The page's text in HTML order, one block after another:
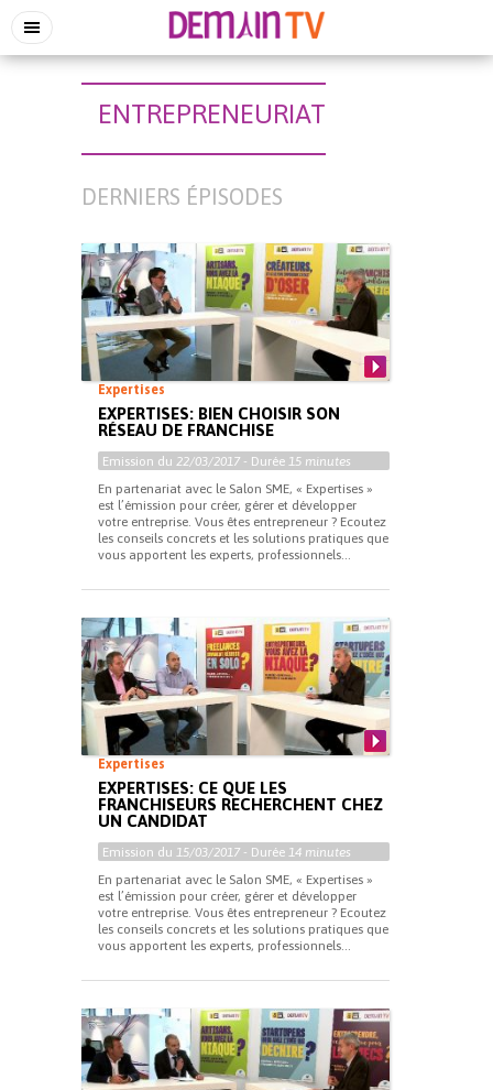
ENTREPRENEURIAT
DERNIERS ÉPISODES
Expertises
EXPERTISES: BIEN CHOISIR SON
RÉSEAU DE FRANCHISE
Emission du 22/03/2017 - Durée 15 minutes
En partenariat avec le Salon SME, « Expertises »
est l’émission pour créer, gérer et développer
votre entreprise. Vous êtes entrepreneur ? Ecoutez
les conseils concrets et les solutions pratiques que
vous apportent les experts, professionnels...
Expertises
EXPERTISES: CE QUE LES
FRANCHISEURS RECHERCHENT CHEZ
UN CANDIDAT
Emission du 15/03/2017 - Durée 14 minutes
En partenariat avec le Salon SME, « Expertises »
est l’émission pour créer, gérer et développer
votre entreprise. Vous êtes entrepreneur ? Ecoutez
les conseils concrets et les solutions pratiques que
vous apportent les experts, professionnels...